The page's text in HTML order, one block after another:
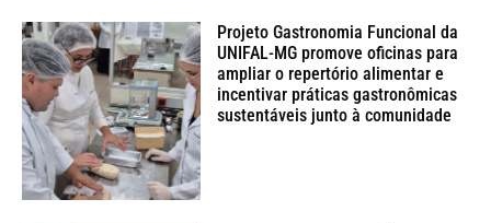
Projeto Gastronomia Funcional da
UNIFAL-MG promove oficinas para
ampliar o repertório alimentar e
incentivar práticas gastronômicas
sustentáveis junto à comunidade